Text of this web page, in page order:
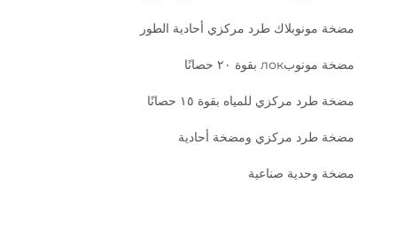
مضخة مونوبلاك طرد مركزي أحادية الطور
مضخة مونوبлок بقوة ٢٠ حصانًا
مضخة طرد مركزي للمياه بقوة ١٥ حصانًا
مضخة طرد مركزي ومضخة أحادية
مضخة وحدية صناعية